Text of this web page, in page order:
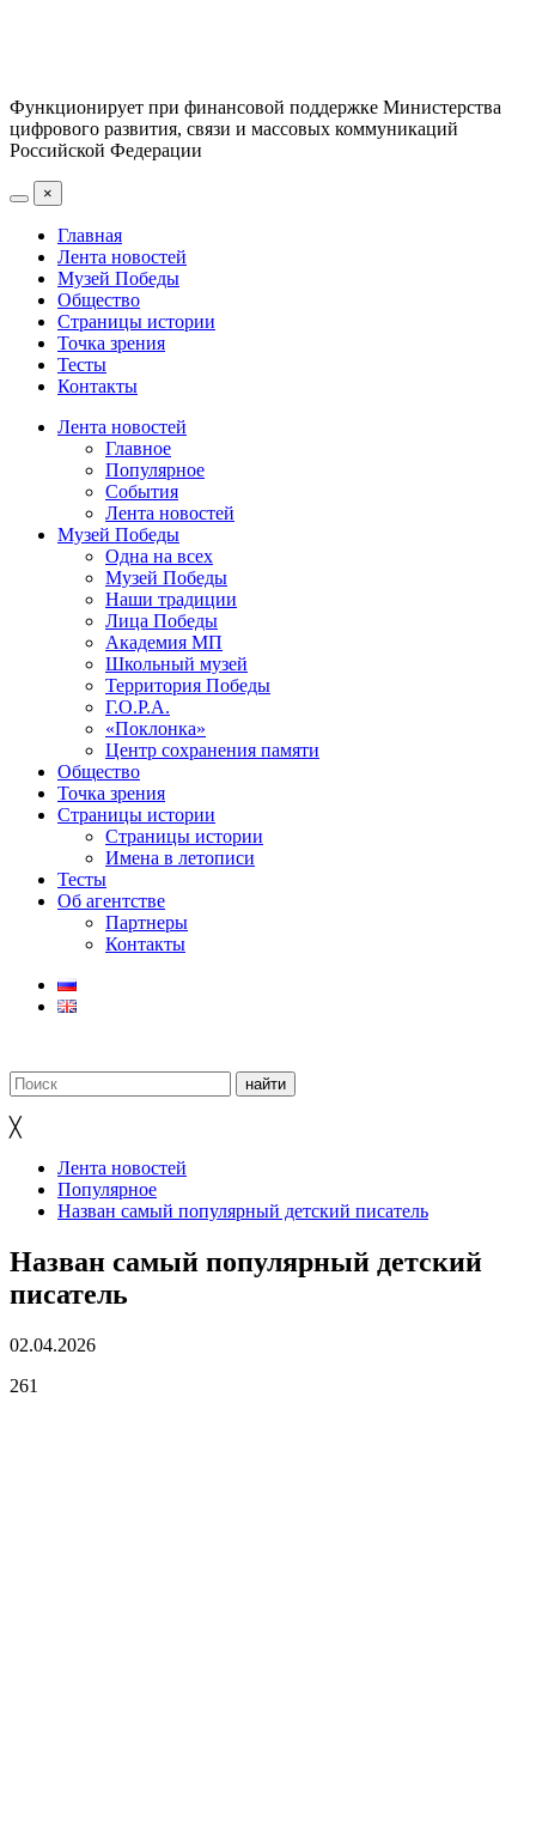
Функционирует при финансовой поддержке Министерства
цифрового развития, связи и массовых коммуникаций
Российской Федерации
×
Главная
Лента новостей
Музей Победы
Общество
Страницы истории
Точка зрения
Тесты
Контакты
Лента новостей
Главное
Популярное
События
Лента новостей
Музей Победы
Одна на всех
Музей Победы
Наши традиции
Лица Победы
Академия МП
Школьный музей
Территория Победы
Г.О.Р.А.
«Поклонка»
Центр сохранения памяти
Общество
Точка зрения
Страницы истории
Страницы истории
Имена в летописи
Тесты
Об агентстве
Партнеры
Контакты
╳
Лента новостей
Популярное
Назван самый популярный детский писатель
Назван самый популярный детский
писатель
02.04.2026
261